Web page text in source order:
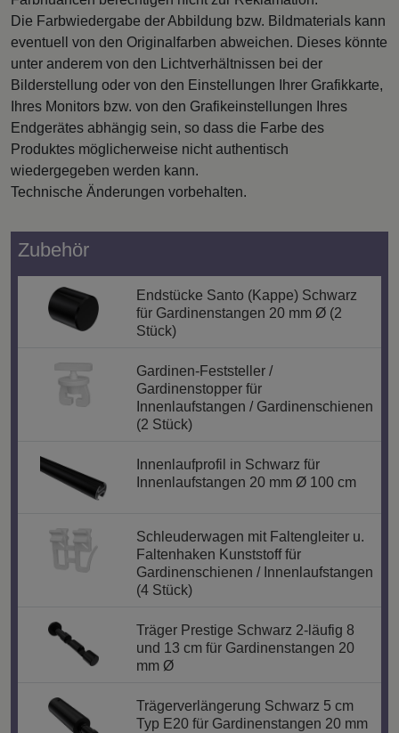
Die Farbwiedergabe der Abbildung bzw. Bildmaterials kann
eventuell von den Originalfarben abweichen. Dieses könnte
unter anderem von den Lichtverhältnissen bei der
Bilderstellung oder von den Einstellungen Ihrer Grafikkarte,
Ihres Monitors bzw. von den Grafikeinstellungen Ihres
Endgerätes abhängig sein, so dass die Farbe des
Produktes möglicherweise nicht authentisch
wiedergegeben werden kann.
Technische Änderungen vorbehalten.
Zubehör
Endstücke Santo (Kappe) Schwarz
für Gardinenstangen 20 mm Ø (2
Stück)
Gardinen-Feststeller /
Gardinenstopper für
Innenlaufstangen / Gardinenschienen
(2 Stück)
Innenlaufprofil in Schwarz für
Innenlaufstangen 20 mm Ø 100 cm
Schleuderwagen mit Faltengleiter u.
Faltenhaken Kunststoff für
Gardinenschienen / Innenlaufstangen
(4 Stück)
Träger Prestige Schwarz 2-läufig 8
und 13 cm für Gardinenstangen 20
mm Ø
Trägerverlängerung Schwarz 5 cm
Typ E20 für Gardinenstangen 20 mm